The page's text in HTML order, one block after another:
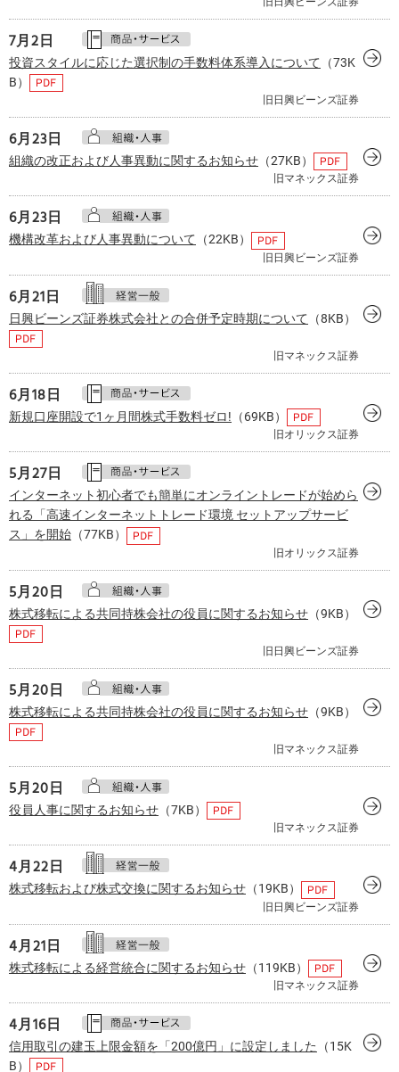
7月2日
投資スタイルに応じた選択制の手数料体系導入について （73K
B）
旧日興ビーンズ証券
6月23日
組織の改正および人事異動に関するお知らせ （27KB）
旧マネックス証券
6月23日
機構改革および人事異動について （22KB）
旧日興ビーンズ証券
6月21日
日興ビーンズ証券株式会社との合併予定時期について （8KB）
旧マネックス証券
6月18日
新規口座開設で1ヶ月間株式手数料ゼロ! （69KB）
旧オリックス証券
5月27日
インターネット初心者でも簡単にオンライントレードが始めら
れる「高速インターネットトレード環境 セットアップサービ
ス」を開始 （77KB）
旧オリックス証券
5月20日
株式移転による共同持株会社の役員に関するお知らせ （9KB）
旧日興ビーンズ証券
5月20日
株式移転による共同持株会社の役員に関するお知らせ （9KB）
旧マネックス証券
5月20日
役員人事に関するお知らせ （7KB）
旧マネックス証券
4月22日
株式移転および株式交換に関するお知らせ （19KB）
旧日興ビーンズ証券
4月21日
株式移転による経営統合に関するお知らせ （119KB）
旧マネックス証券
4月16日
信用取引の建玉上限金額を「200億円」に設定しました
（15K
B）